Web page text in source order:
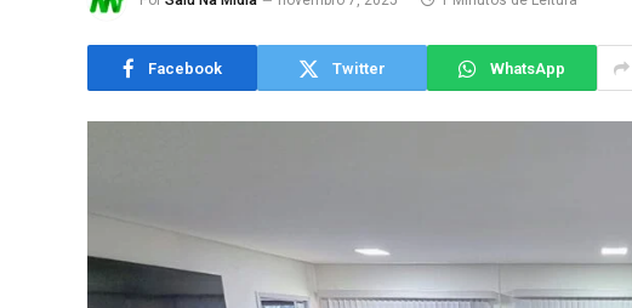
Facebook Twitter WhatsApp